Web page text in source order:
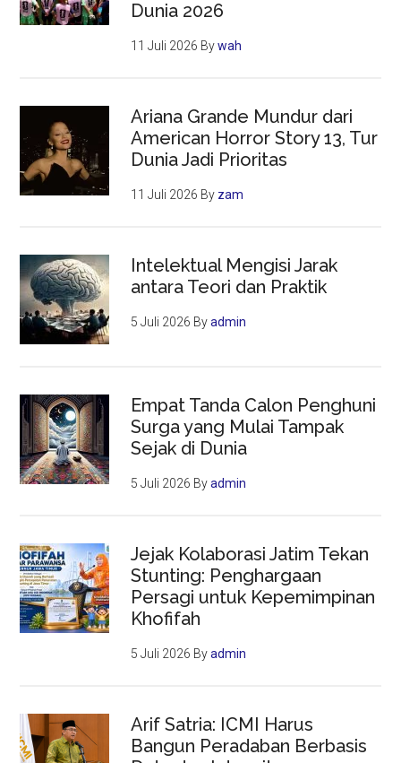
Dunia 2026
11 Juli 2026 Bywah
Ariana Grande Mundur dari
American Horror Story 13, Tur
Dunia Jadi Prioritas
11 Juli 2026 By zam
Intelektual Mengisi Jarak
antara Teori dan Praktik
5 Juli 2026 Byadmin
Empat Tanda Calon Penghuni
Surga yang Mulai Tampak
Sejak di Dunia
5 Juli 2026 Byadmin
Jejak Kolaborasi Jatim Tekan
Stunting: Penghargaan
Persagi untuk Kepemimpinan
Khofifah
5 Juli 2026 Byadmin
Arif Satria: ICMI Harus
Bangun Peradaban Berbasis